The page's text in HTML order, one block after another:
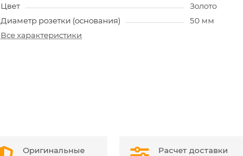
Цвет
Золото
Диаметр розетки (основания)
50 мм
Все характеристики
Оригинальные
Расчет доставки